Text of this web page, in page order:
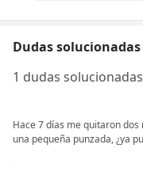
Dudas solucionadas
1 dudas
Hace 7 días me quitaron
una pequeña punzada, ¿ya pu